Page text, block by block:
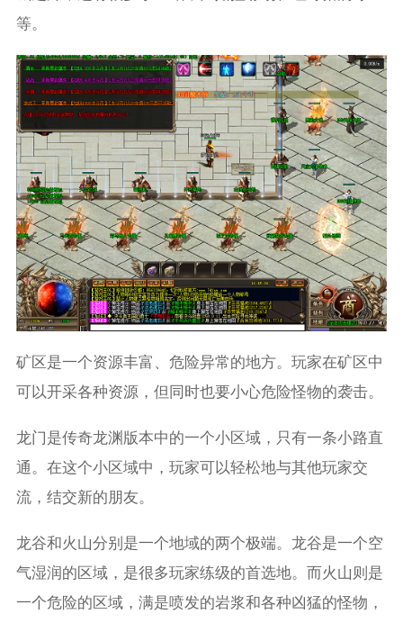
等。
矿区是一个资源丰富、危险异常的地方。玩家在矿区中
可以开采各种资源，但同时也要小心危险怪物的袭击。
龙门是传奇龙渊版本中的一个小区域，只有一条小路直
通。在这个小区域中，玩家可以轻松地与其他玩家交
流，结交新的朋友。
龙谷和火山分别是一个地域的两个极端。龙谷是一个空
气湿润的区域，是很多玩家练级的首选地。而火山则是
一个危险的区域，满是喷发的岩浆和各种凶猛的怪物，